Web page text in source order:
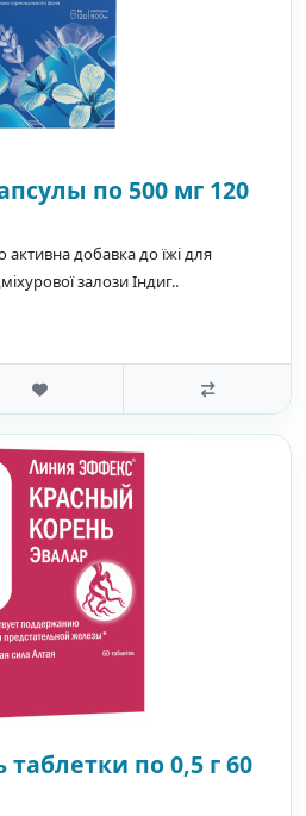
по 500 мг 120
добавка до їжі для
залози Індиг..
по 0,5 г 60